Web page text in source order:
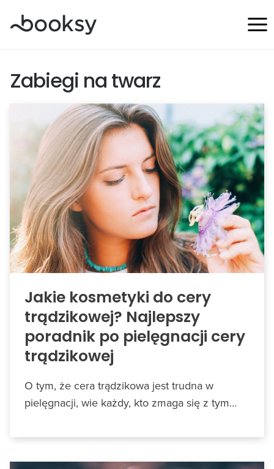
do
Zabiegi na twarz
Jakie kosmetyki do cery
trądzikowej? Najlepszy
poradnik po pielęgnacji cery
trądzikowej
O tym, że cera trądzikowa jest trudna w
pielęgnacji, wie każdy, kto zmaga się z tym…